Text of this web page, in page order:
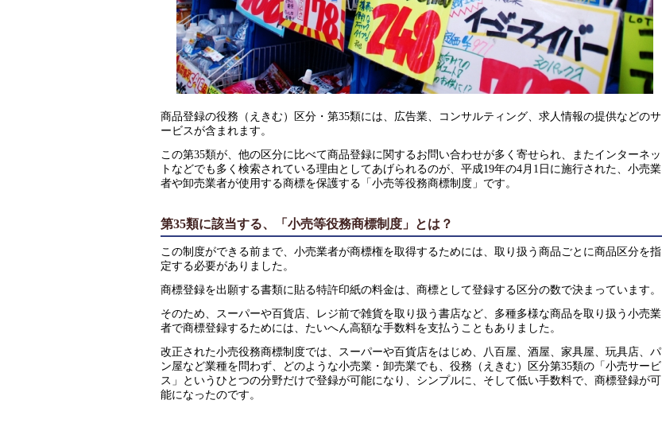
商品登録の役務（えきむ）区分・第35類には、広告業、コンサルティング、求人情報の提供などのサ
ービスが含まれます。
この第35類が、他の区分に比べて商品登録に関するお問い合わせが多く寄せられ、またインターネッ
トなどでも多く検索されている理由としてあげられるのが、平成19年の4月1日に施行された、小売業
者や卸売業者が使用する商標を保護する「小売等役務商標制度」です。
第35類に該当する、「小売等役務商標制度」とは？
この制度ができる前まで、小売業者が商標権を取得するためには、取り扱う商品ごとに商品区分を指
定する必要がありました。
商標登録を出願する書類に貼る特許印紙の料金は、商標として登録する区分の数で決まっています。
そのため、スーパーや百貨店、レジ前で雑貨を取り扱う書店など、多種多様な商品を取り扱う小売業
者で商標登録するためには、たいへん高額な手数料を支払うこともありました。
改正された小売役務商標制度では、スーパーや百貨店をはじめ、八百屋、酒屋、家具屋、玩具店、パ
ン屋など業種を問わず、どのような小売業・卸売業でも、役務（えきむ）区分第35類の「小売サービ
ス」というひとつの分野だけで登録が可能になり、シンプルに、そして低い手数料で、商標登録が可
能になったのです。